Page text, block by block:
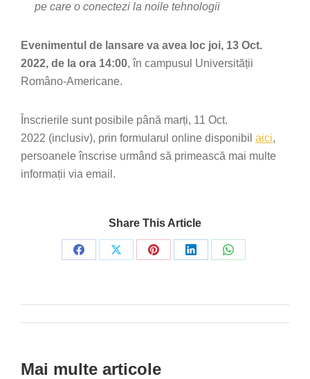
pe care o conectezi la noile tehnologii
Evenimentul de lansare va avea loc joi, 13 Oct.
2022, de la ora 14:00, în campusul Universității
Româno-Americane.
Înscrierile sunt posibile până marți, 11 Oct.
2022 (inclusiv), prin formularul online disponibil aici,
persoanele înscrise urmând să primească mai multe
informații via email.
Share This Article
Share
Share
Share
Share
Share
Post
Mai multe articole